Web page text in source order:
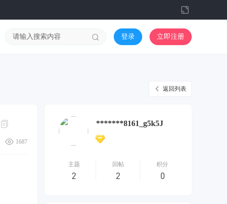
切
换
到
宽
登录 立即注册
返回列表
1687
*******8161_g5k5J
主题
2
回帖
2
积分
0